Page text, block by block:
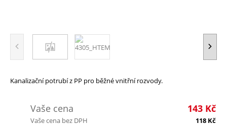
Kanalizační potrubí z PP pro běžné vnitřní rozvody.
Vaše cena 143 Kč
Vaše cena bez DPH 118 Kč